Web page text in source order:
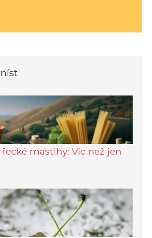
mastihy: Víc než jen